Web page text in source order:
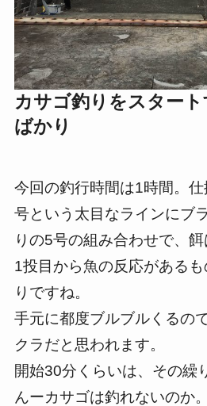
カサゴ釣りをスター
ばかり
今回の釣行時間は1時間。
号という太目なラインにブ
りの5号の組み合わせで、餌
1投目から魚の反応がある
りですね。
手元に都度ブルブルくるの
クラだと思われます。
開始30分くらいは、その繰
んーカサゴは釣れないのか。